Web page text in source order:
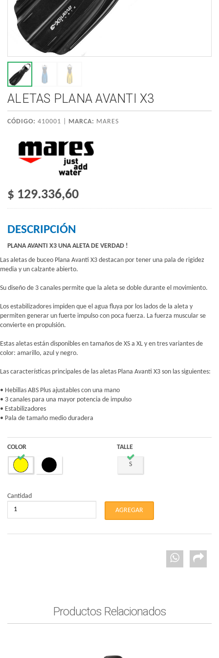
ALETAS PLANA AVANTI X3
CÓDIGO: 410001 | MARCA: MARES
$ 129.336,60
DESCRIPCIÓN
PLANA AVANTI X3 UNA ALETA DE VERDAD !
Las aletas de buceo Plana Avanti X3 destacan por tener una pala de rigidez
media y un calzante abierto.
Su diseño de 3 canales permite que la aleta se doble durante el movimiento.
Los estabilizadores impiden que el agua fluya por los lados de la aleta y
permiten generar un fuerte impulso con poca fuerza. La fuerza muscular se
convierte en propulsión.
Estas aletas están disponibles en tamaños de XS a XL y en tres variantes de
color: amarillo, azul y negro.
Las características principales de las aletas Plana Avanti X3 son las siguientes:
• Hebillas ABS Plus ajustables con una mano
• 3 canales para una mayor potencia de impulso
• Estabilizadores
• Pala de tamaño medio duradera
COLOR TALLE
S
Cantidad
Productos Relacionados